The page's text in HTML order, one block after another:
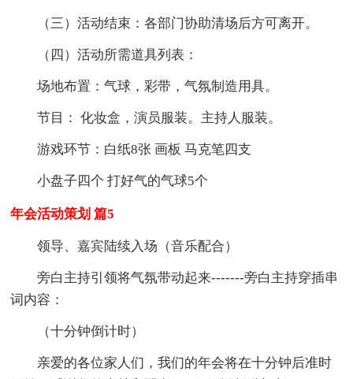
（三）活动结束：各部门协助清场后方可离开。
（四）活动所需道具列表：
场地布置：气球，彩带，气氛制造用具。
节目： 化妆盒，演员服装。主持人服装。
游戏环节：白纸8张 画板 马克笔四支
小盘子四个 打好气的气球5个
年会活动策划 篇5
领导、嘉宾陆续入场（音乐配合）
旁白主持引领将气氛带动起来-------旁白主持穿插串
词内容：
（十分钟倒计时）
亲爱的各位家人们，我们的年会将在十分钟后准时